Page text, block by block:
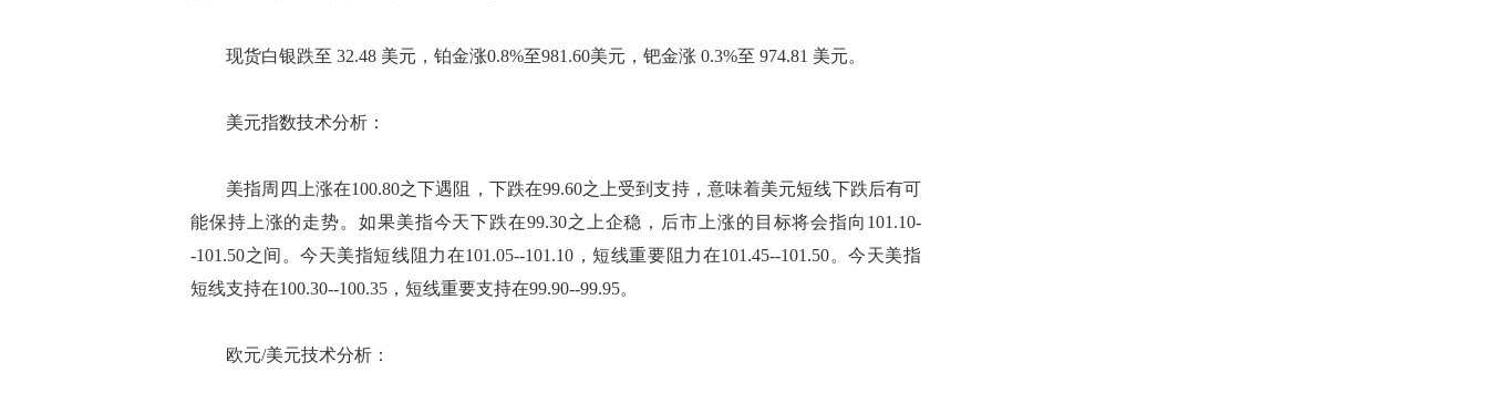
现货白银跌至 32.48 美元，铂金涨0.8%至981.60美元，钯金涨 0.3%至 974.81 美元。
美元指数技术分析：
美指周四上涨在100.80之下遇阻，下跌在99.60之上受到支持，意味着美元短线下跌后有可
能保持上涨的走势。如果美指今天下跌在99.30之上企稳，后市上涨的目标将会指向101.10-
-101.50之间。今天美指短线阻力在101.05--101.10，短线重要阻力在101.45--101.50。今天美指
短线支持在100.30--100.35，短线重要支持在99.90--99.95。
欧元/美元技术分析：